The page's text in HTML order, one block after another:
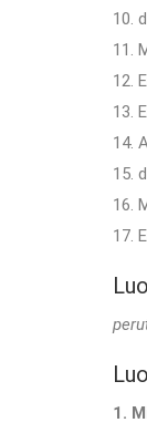
10.
11.
12.
13.
14.
15.
16.
17.
1.